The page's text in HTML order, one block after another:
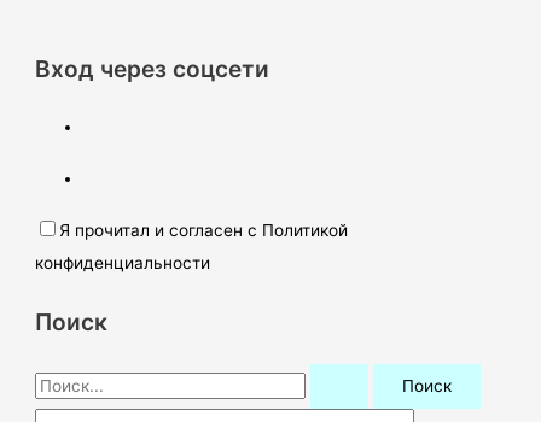
Вход через соцсети
Я прочитал и согласен с Политикой
конфиденциальности
Поиск
П
о